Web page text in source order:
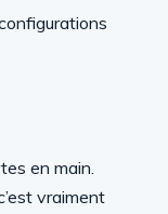
en main.
vraiment